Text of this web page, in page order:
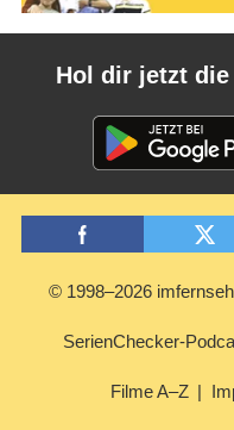
Hol dir jetzt die
© 1998–2026
SerienChecker-
Filme A–Z